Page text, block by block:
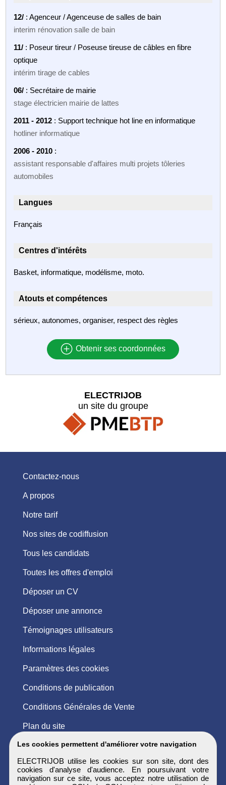
12/ : Agenceur / Agenceuse de salles de bain
interim rénovation salle de bain
11/ : Poseur tireur / Poseuse tireuse de câbles en fibre
optique
intérim tirage de cables
06/ : Secrétaire de mairie
stage électricien mairie de lattes
2011 - 2012 : Support technique hot line en informatique
hotliner informatique
2006 - 2010 :
assistant responsable d'affaires multi projets tôleries
automobiles
Langues
Français
Centres d'intérêts
Basket, informatique, modélisme, moto.
Atouts et compétences
sérieux, autonomes, organiser, respect des règles
Obtenir ses coordonnées
Les cookies permettent d'améliorer votre navigation
ELECTRIJOB utilise les cookies sur son site, dont des
cookies d'analyse d'audience. En poursuivant votre
navigation sur ce site, vous acceptez notre utilisation de
ELECTRIJOB
un site du groupe
Contactez-nous
A propos
Notre tarif
Nos sites de codiffusion
Tous les candidats
Toutes les offres d'emploi
Déposer un CV
Déposer une annonce
Témoignages utilisateurs
Informations légales
Paramètres des cookies
Conditions de publication
Conditions Générales de Vente
Plan du site